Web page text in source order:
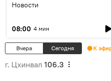
Новости
08:00 4 мин
Вчера Сегодня К
г. Цхинвал 106.3